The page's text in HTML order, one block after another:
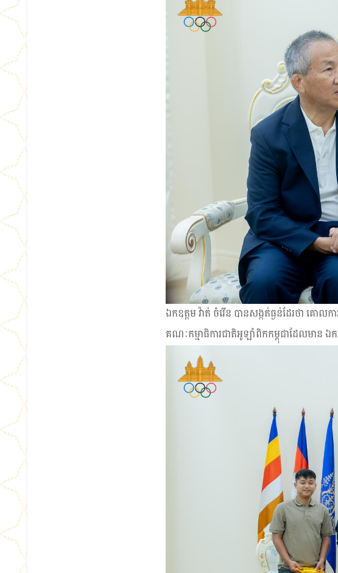
ឯកឧត្ដម វ៉ាត់ ចំរើន បានសង្កត់ធ្ងន់ដែរថា
គណៈកម្មាធិការជាតិអូឡាំពិកកម្ពុជាដែលមាន ឯ